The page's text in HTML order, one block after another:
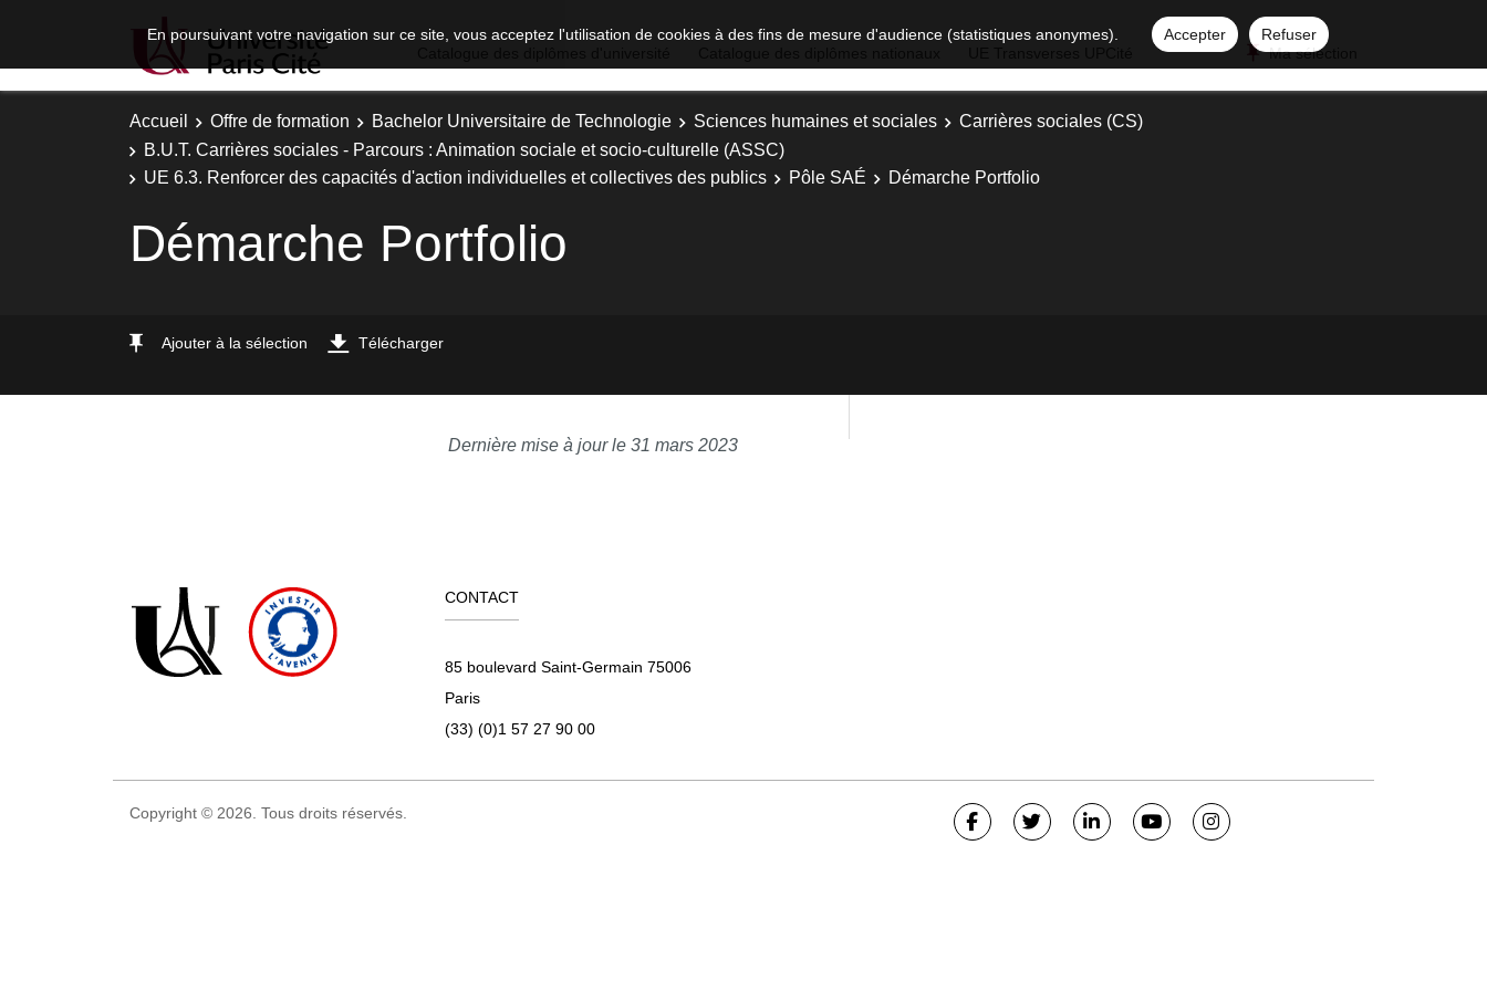
En poursuivant votre navigation sur ce site, vous acceptez l'utilisation de cookies à des fins de mesure d'audience (statistiques anonymes). Accepter
Refuser
Ma sélection
Accueil Offre de formation Bachelor Universitaire de Technologie Sciences humaines et sociales
Carrières sociales (CS)
B.U.T. Carrières sociales - Parcours : Animation sociale et socio-culturelle (ASSC)
UE 6.3. Renforcer des capacités d'action individuelles et collectives des publics
Pôle SAÉ Démarche Portfolio
Démarche Portfolio
Ajouter à la sélection Télécharger
Dernière mise à jour le 31 mars 2023
CONTACT
85 boulevard Saint-Germain 75006
Paris
(33) (0)1 57 27 90 00
Copyright © 2026. Tous droits réservés.